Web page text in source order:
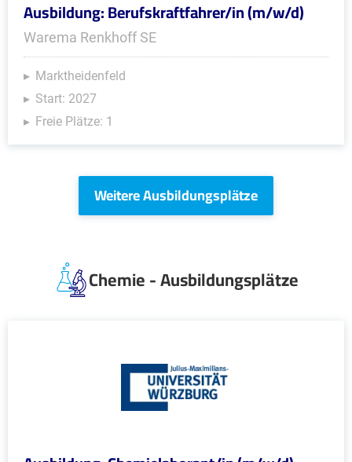
Ausbildung: Berufskraftfahrer/in (m/w/d)
Warema Renkhoff SE
Marktheidenfeld
Start: 2027
Freie Plätze: 1
Weitere Ausbildungsplätze
Chemie - Ausbildungsplätze